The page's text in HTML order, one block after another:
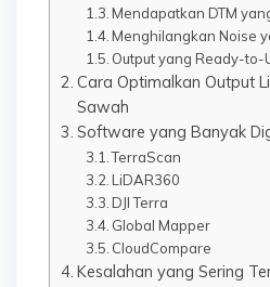
Mendapatkan DTM
Menghilangkan Noise
Output yang Ready-to-
Cara Optimalkan Output
Sawah
Software yang Banyak
TerraScan
LiDAR360
DJI Terra
Global Mapper
CloudCompare
Kesalahan yang Sering